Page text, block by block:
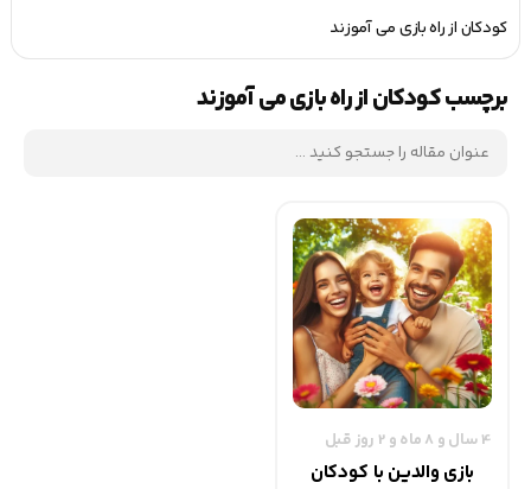
کودکان از راه بازی می آموزند
برچسب کودکان از راه بازی می آموزند
4 سال و 8 ماه و 2 روز قبل
بازی والدین با کودکان